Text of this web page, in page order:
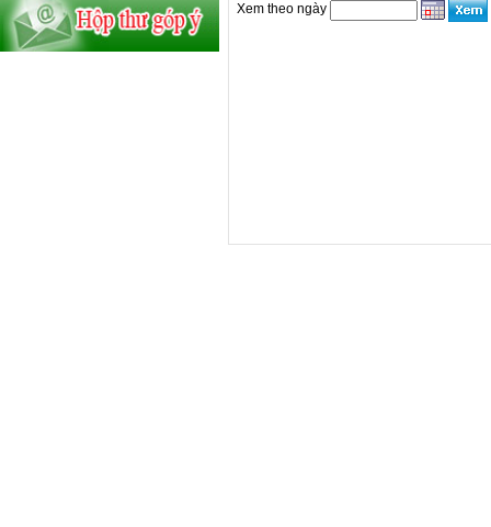
Xem theo ngày